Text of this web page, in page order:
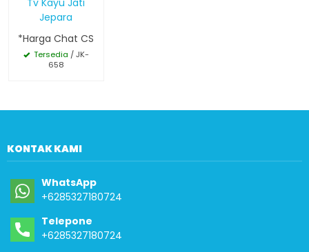
Jepara
*Harga Chat CS
Tersedia / JK-
658
KONTAK KAMI
WhatsApp
+6285327180724
Telepone
+6285327180724